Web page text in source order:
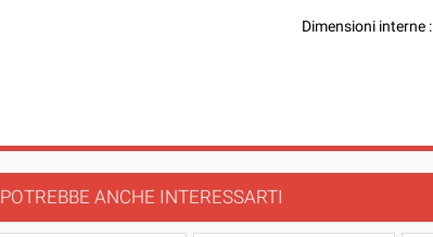
Dimensioni interne
POTREBBE ANCHE INTERESSARTI